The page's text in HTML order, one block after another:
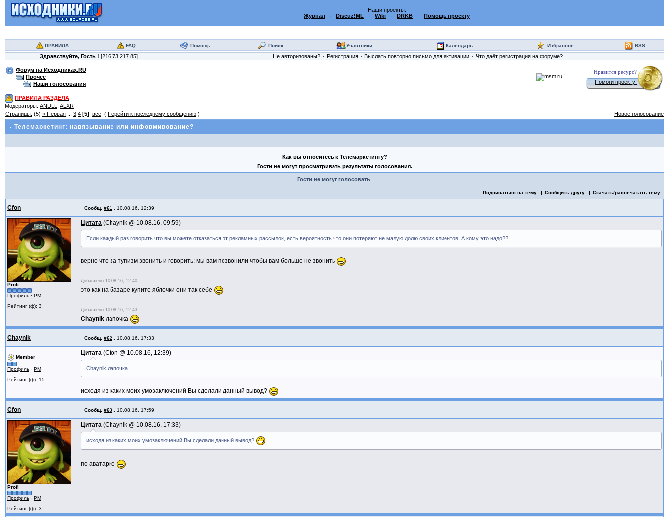
Наши проекты:
Журнал · Discuz!ML · Wiki · DRKB · Помощь проекту
ПРАВИЛА FAQ Помощь Поиск Участники Календарь Избранное RSS
Здравствуйте, Гость ! [216.73.217.85] Не авторизованы? Регистрация Выслать повторно письмо для активации Что даёт регистрация на форуме?
Форум на Исходниках.RU
Прочее
Наши голосования
Нравится ресурс?
Помоги проекту!
ПРАВИЛА РАЗДЕЛА
Модераторы: ANDLL
ALXR
Страницы: (5) « Первая 3 4 [5] все ( Перейти к последнему сообщению ) Новое голосование
Телемаркетинг: навязывание или информирование?
Как вы относитесь к Телемаркетингу?
Гости не могут просматривать результаты голосования.
Гости не могут голосовать
Подписаться на тему Сообщить другу Скачать/распечатать тему
Cfon Сообщ. #61 10.08.16, 12:39
Profi
Профиль · PM
Рейтинг (ф): 3
Цитата Chaynik @ 10.08.16, 09:59
Если каждый раз говорить что вы можете отказаться от рекламных рассылок, есть вероятность что они потеряют не малую долю своих клиентов. А кому это надо??
верно что за тупизм звонить и говорить: мы вам позвонили чтобы вам больше не звонить
Добавлено 10.08.16, 12:40
это как на базаре купите яблочки они так себе
Добавлено 10.08.16, 12:43
Chaynik лапочка
Chaynik Сообщ. #62 10.08.16, 17:33
Member
Профиль · PM
Рейтинг (ф): 15
Цитата Cfon @ 10.08.16, 12:39
Chaynik лапочка
исходя из каких моих умозаключений Вы сделали данный вывод?
Cfon Сообщ. #63 10.08.16, 17:59
Profi
Профиль · PM
Рейтинг (ф): 3
Цитата Chaynik @ 10.08.16, 17:33
исходя из каких моих умозаключений Вы сделали данный вывод?
по аватарке